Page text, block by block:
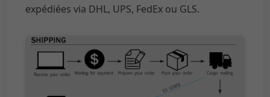
expédiées via DHL, UPS, FedEx ou GLS.